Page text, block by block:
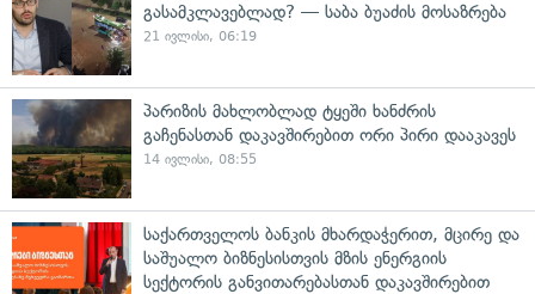
გასამკლავებლად? — საბა ბუაძის მოსაზრება
21 ივლისი, 06:19
პარიზის მახლობლად ტყეში ხანძრის
გაჩენასთან დაკავშირებით ორი პირი დააკავეს
14 ივლისი, 08:55
საქართველოს ბანკის მხარდაჭერით, მცირე და
საშუალო ბიზნესისთვის მზის ენერგიის
სექტორის განვითარებასთან დაკავშირებით